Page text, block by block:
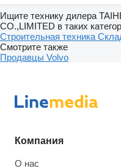
Ищите технику дилера
CO.,LIMITED в таких
Строительная техника
Смотрите также
Продавцы Volvo
Компания
О нас